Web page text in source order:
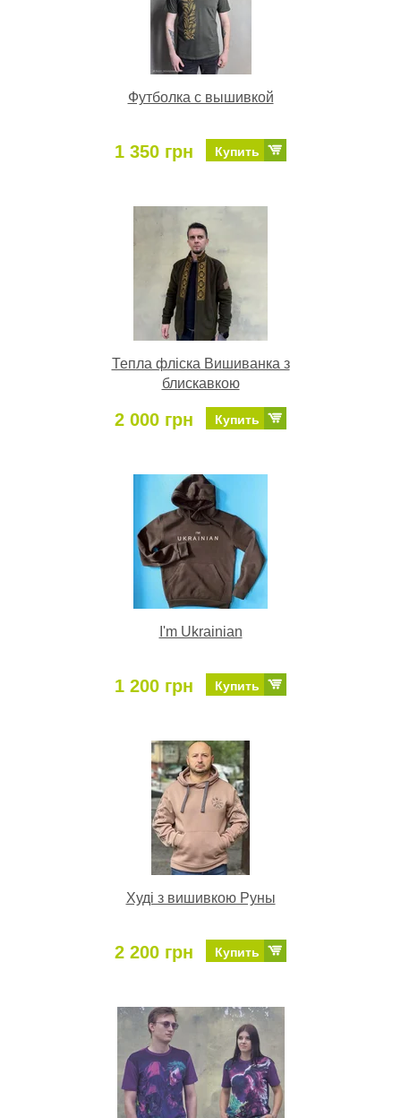
Футболка с вышивкой
1 350 грн Купить
Тепла фліска Вишиванка з
блискавкою
2 000 грн Купить
I'm Ukrainian
1 200 грн Купить
Худі з вишивкою Руны
2 200 грн Купить